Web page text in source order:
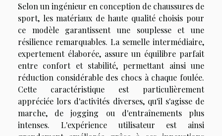
Selon un ingénieur en conception de chaussures de
sport, les matériaux de haute qualité choisis pour
ce modèle garantissent une souplesse et une
résilience remarquables. La semelle intermédiaire,
expertement élaborée, assure un équilibre parfait
entre confort et stabilité, permettant ainsi une
réduction considérable des chocs à chaque foulée.
Cette caractéristique est particulièrement
appréciée lors d'activités diverses, qu'il s'agisse de
marche, de jogging ou d'entraînements plus
intenses. L'expérience utilisateur est ainsi